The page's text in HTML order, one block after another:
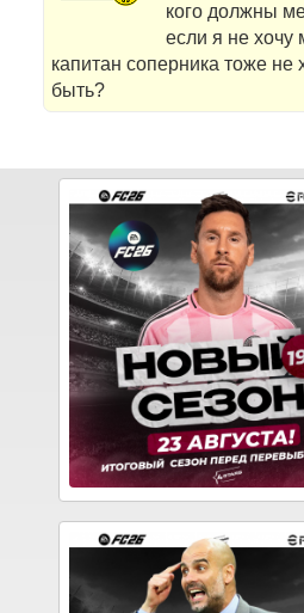
кого должны
если я не хочу
капитан соперника тоже не
быть?